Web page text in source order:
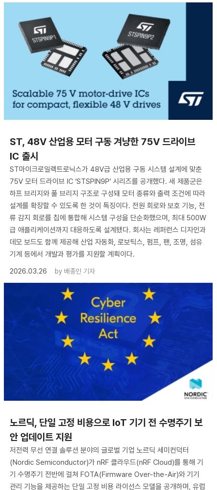
ST, 48V 산업용 모터 구동 겨냥한 75V 드라이브
IC 출시
ST마이크로일렉트로닉스가 48V급 산업용 구동 시스템 설계에 맞춘
75V 모터 드라이브 IC ‘STSPIN9P’ 시리즈를 공개했다. 새 제품군은
하프 브리지와 풀 브리지 구조로 구성돼 모터 종류와 출력 조건에 따라
설계를 확장할 수 있도록 한 것이 특징이다. 전원 회로와 보호 기능, 전
류 감지 회로를 칩에 통합해 시스템 구성을 단순화했으며, 최대 500W
급 애플리케이션까지 대응하도록 설계됐다. 회사는 레퍼런스 디자인과
데모 보드도 함께 제공해 산업 자동화, 로보틱스, 펌프, 팬, 조명, 섬유
기계 등에서 개발과 평가를 지원할 계획이다.
2026.03.26
by 배종인 기자
노르딕, 단일 고정 비용으로 IoT 기기 전 수명주기 보
안 업데이트 지원
저전력 무선 연결 솔루션 분야의 글로벌 기업 노르딕 세미컨덕터
(Nordic Semiconductor)가 nRF 클라우드(nRF Cloud)를 통해 기
기 수명주기 전반에 걸쳐 FOTA(Firmware Over-the-Air)와 기기
관리 기능을 제공하는 단일 고정 비용 라이선스 모델을 공개하며, 유럽